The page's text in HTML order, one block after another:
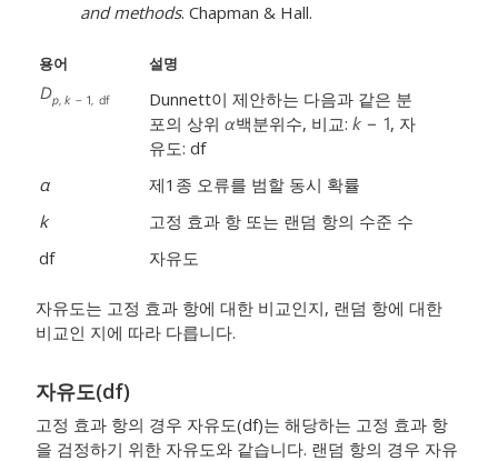
and methods. Chapman & Hall.
용어 설명
Dunnett이 제안하는 다음과 같은 분
포의 상위
백분위수, 비교:
, 자
유도: df
α
제1종 오류를 범할 동시 확률
k
고정 효과 항 또는 랜덤 항의 수준 수
df
자유도
자유도는 고정 효과 항에 대한 비교인지, 랜덤 항에 대한
비교인 지에 따라 다릅니다.
자유도(df)
고정 효과 항의 경우 자유도(df)는 해당하는 고정 효과 항
을 검정하기 위한 자유도와 같습니다. 랜덤 항의 경우 자유